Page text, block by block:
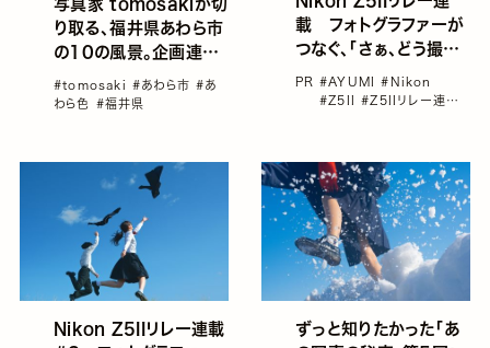
写真家 tomosakiが切
り取る、福井県あわら市
の10の風景。企画連載
「あわら色」がスタート
#tomosaki #あわら市#あ
わら色 #福井県
載 フォトグラファーが
つなぐ、「さぁ、どう撮ろ
PR #AYUMI#Nikon
#Z5II#Z5IIリレー連載
Nikon Z5IIリレー連載
ずっと知りたかった「あ